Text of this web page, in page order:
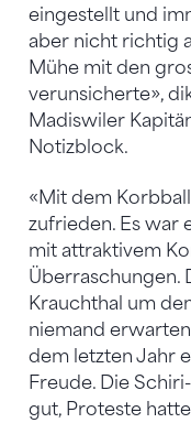
eingestellt und
aber nicht richtig
Mühe mit den
verunsicherte»,
Madiswiler
Notizblock.
«Mit dem
zufrieden. Es war
mit attraktivem
Überraschungen.
Krauchthal um
niemand
dem letzten Jahr
Freude. Die
gut, Proteste